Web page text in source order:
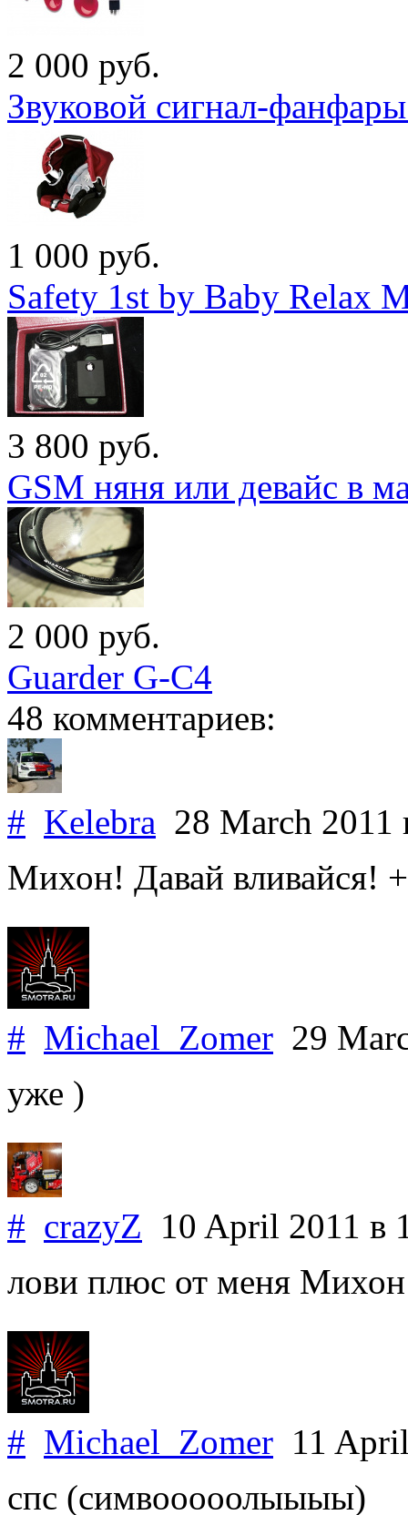
2 000 руб.
Звуковой сигнал-
1 000 руб.
Safety 1st by Baby Relax
3 800 руб.
GSM няня или девайс в
2 000 руб.
Guarder G-C4
48 комментариев:
# Kelebra 28 March 2011
Михон! Давай вливайся! +
# Michael_Zomer 29
уже )
# crazyZ 10 April 2011 в
лови плюс от меня
# Michael_Zomer 11
спс (симвооооолыыыы)